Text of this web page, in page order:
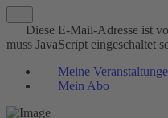
Diese E-Mail-Adresse ist
muss JavaScript eingeschaltet
Meine
Mein Abo